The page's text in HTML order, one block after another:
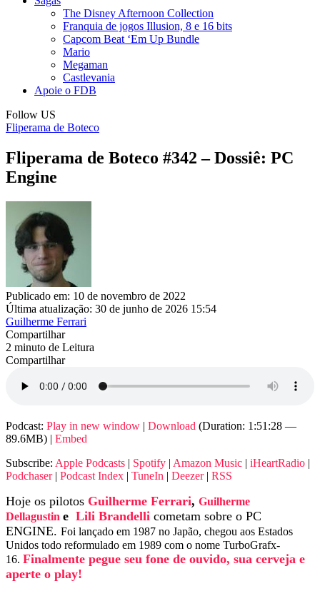
The Disney Afternoon Collection
Franquia de jogos Illusion, 8 e 16 bits
Capcom Beat ‘Em Up Bundle
Mario
Megaman
Castlevania
Apoie o FDB
Follow US
Fliperama de Boteco
Fliperama de Boteco #342 – Dossiê: PC
Engine
Publicado em: 10 de novembro de 2022
Última atualização: 30 de junho de 2026 15:54
Guilherme Ferrari
Compartilhar
2 minuto de Leitura
Compartilhar
Podcast: Play in new window | Download (Duration: 1:51:28 —
89.6MB) | Embed
Subscribe: Apple Podcasts | Spotify | Amazon Music | iHeartRadio |
Podchaser| Podcast Index | TuneIn | Deezer| RSS
Hoje os pilotos Guilherme Ferrari, Guilherme
Dellagustin e Lili Brandelli cometam sobre o PC
ENGINE. Foi lançado em 1987 no Japão, chegou aos Estados
Unidos todo reformulado em 1989 com o nome TurboGrafx-
16. Finalmente pegue seu fone de ouvido, sua cerveja e
aperte o play!